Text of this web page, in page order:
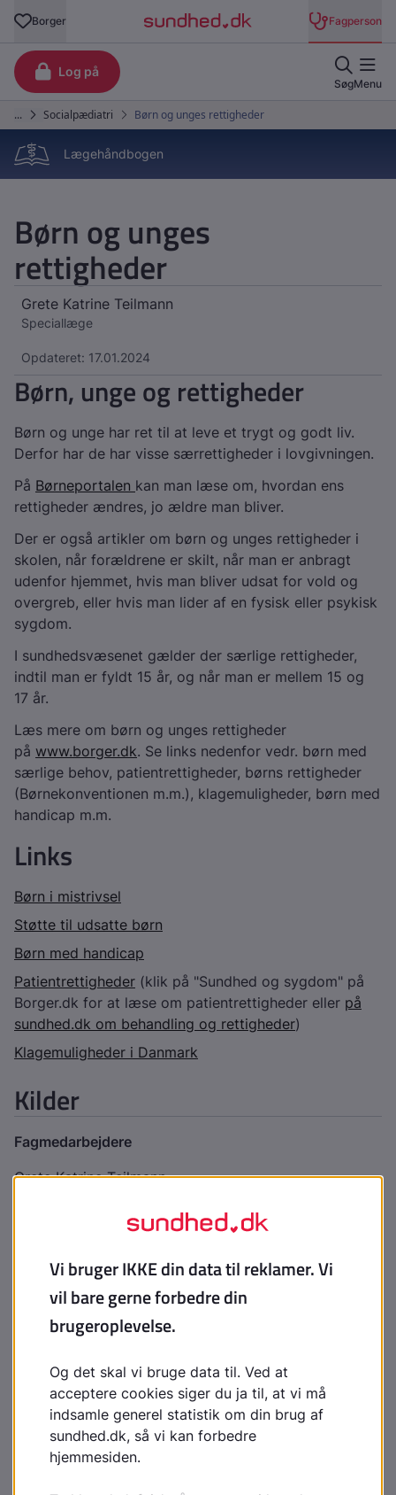
Lægehåndbogen
Børn og unges
rettigheder
Grete Katrine Teilmann
Speciallæge
Opdateret: 17.01.2024
Børn, unge og rettigheder
Børn og unge har ret til at leve et trygt og godt liv.
Derfor har de har visse særrettigheder i lovgivningen.
På Børneportalen kan man læse om, hvordan ens
rettigheder ændres, jo ældre man bliver.
Der er også artikler om børn og unges rettigheder i
skolen, når forældrene er skilt, når man er anbragt
udenfor hjemmet, hvis man bliver udsat for vold og
overgreb, eller hvis man lider af en fysisk eller psykisk
sygdom.
I sundhedsvæsenet gælder der særlige rettigheder,
indtil man er fyldt 15 år, og når man er mellem 15 og
17 år.
Læs mere om børn og unges rettigheder
på www.borger.dk. Se links nedenfor vedr. børn med
særlige behov, patientrettigheder, børns rettigheder
(Børnekonventionen m.m.), klagemuligheder, børn med
handicap m.m.
Links
Børn i mistrivsel
Støtte til udsatte børn
Børn med handicap
Patientrettigheder (klik på "Sundhed og sygdom" på
Borger.dk for at læse om patientrettigheder eller på
sundhed.dk om behandling og rettigheder)
Klagemuligheder i Danmark
Kilder
Fagmedarbejdere
Grete Katrine Teilmann
og ungeafdelingen, Nordsjællands Hospital
Hans Christian Kjeldsen
Har du en kommentar til
artiklen?
Bemærk venligst, at du IKKE vil modtage
svar på henvendelser, der omhandler din
egen sygdom, pårørendes sygdom,
blodprøvesvar, hjælp til at udarbejde
skoleopgaver og litteratursøgning.